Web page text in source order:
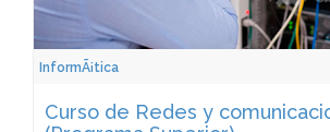
InformÃ¡tica
Curso de Redes y